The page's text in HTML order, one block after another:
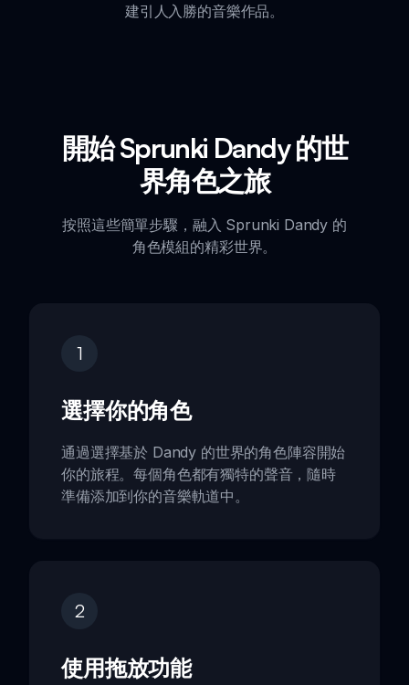
建引人入勝的音樂作品。
開始 Sprunki Dandy 的世
界角色之旅
按照這些簡單步驟，融入 Sprunki Dandy 的
角色模組的精彩世界。
1
選擇你的角色
通過選擇基於 Dandy 的世界的角色陣容開始
你的旅程。每個角色都有獨特的聲音，隨時
準備添加到你的音樂軌道中。
2
使用拖放功能